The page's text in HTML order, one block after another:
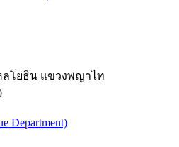
โยธิน แขวงพญาไท
Department)